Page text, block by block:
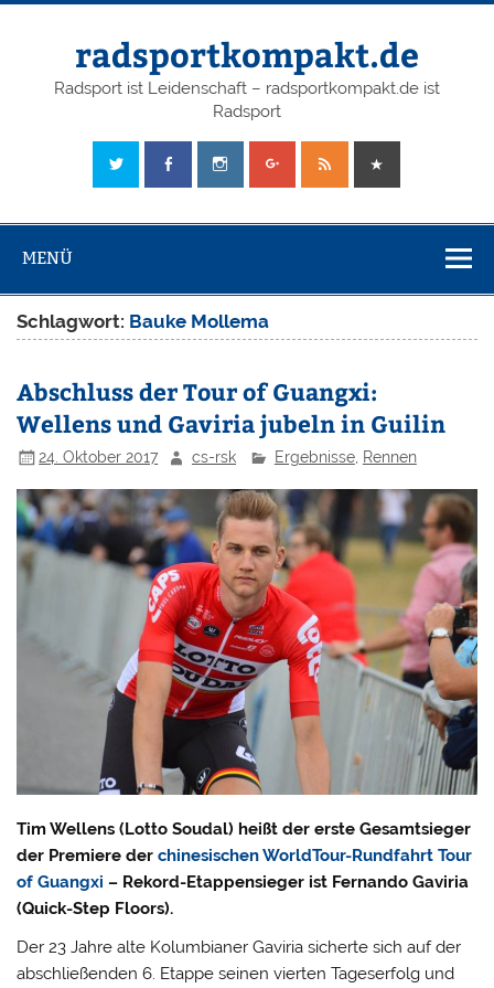
radsportkompakt.de
Radsport ist Leidenschaft – radsportkompakt.de ist
Radsport
MENÜ
Schlagwort: Bauke Mollema
Abschluss der Tour of Guangxi:
Wellens und Gaviria jubeln in Guilin
24. Oktober 2017 cs-rsk Ergebnisse, Rennen
Tim Wellens (Lotto Soudal) heißt der erste Gesamtsieger
der Premiere derchinesischen WorldTour-Rundfahrt Tour
of Guangxi – Rekord-Etappensieger ist Fernando Gaviria
(Quick-Step Floors).
Der 23 Jahre alte Kolumbianer Gaviria sicherte sich auf der
abschließenden 6. Etappe seinen vierten Tageserfolg und